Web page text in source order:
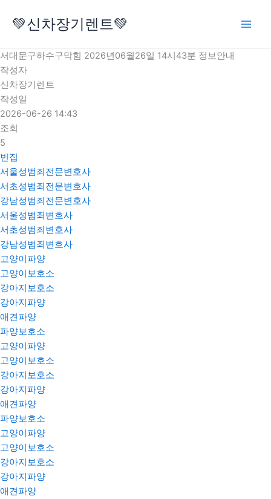
로
건
너
뛰
기
💚신차장기렌트💚
서대문구하수구막힘 2026년06월26일 14시43분 정보안내
작성자
신차장기렌트
작성일
2026-06-26 14:43
조회
5
빈집
서울성범죄전문변호사
서초성범죄전문변호사
강남성범죄전문변호사
서울성범죄변호사
서초성범죄변호사
강남성범죄변호사
고양이파양
고양이보호소
강아지보호소
강아지파양
애견파양
파양보호소
고양이파양
고양이보호소
강아지보호소
강아지파양
애견파양
파양보호소
고양이파양
고양이보호소
강아지보호소
강아지파양
애견파양